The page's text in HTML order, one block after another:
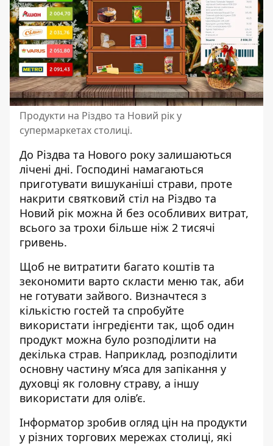
Продукти на Різдво та Новий рік у
супермаркетах столиці.
До Різдва та Нового року залишаються
лічені дні. Господині намагаються
приготувати вишуканіші страви, проте
накрити святковий стіл на Різдво та
Новий рік можна й без особливих витрат,
всього за трохи більше ніж 2 тисячі
гривень.
Щоб не витратити багато коштів та
зекономити варто скласти меню так, аби
не готувати зайвого. Визначтеся з
кількістю гостей та спробуйте
використати інгредієнти так, щоб один
продукт можна було розподілити на
декілька страв. Наприклад, розподілити
основну частину м’яса для запікання у
духовці як головну страву, а іншу
використати для олів’є.
Інформатор зробив огляд цін на продукти
у різних торгових мережах столиці, які